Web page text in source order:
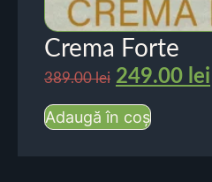
Crema Forte
389.00lei 249.00 lei
Adaugă în coș